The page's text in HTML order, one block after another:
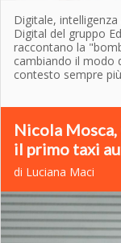
Digitale,
Digital del gruppo
raccontano la
cambiando il modo
contesto sempre
Nicola Mosca,
il primo taxi
di Luciana Maci